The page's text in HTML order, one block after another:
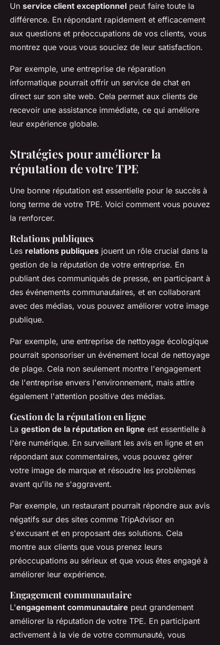
Un service client exceptionnel peut faire toute la
différence. En répondant rapidement et efficacement
aux questions et préoccupations de vos clients, vous
montrez que vous vous souciez de leur satisfaction.
Par exemple, une entreprise de réparation
informatique pourrait offrir un service de chat en
direct sur son site web. Cela permet aux clients de
recevoir une assistance immédiate, ce qui améliore
leur expérience globale.
Stratégies pour améliorer la
réputation de votre TPE
Une bonne réputation est essentielle pour le succès à
long terme de votre TPE. Voici comment vous pouvez
la renforcer.
Relations publiques
Les relations publiques jouent un rôle crucial dans la
gestion de la réputation de votre entreprise. En
publiant des communiqués de presse, en participant à
des événements communautaires, et en collaborant
avec des médias, vous pouvez améliorer votre image
publique.
Par exemple, une entreprise de nettoyage écologique
pourrait sponsoriser un événement local de nettoyage
de plage. Cela non seulement montre l'engagement
de l'entreprise envers l'environnement, mais attire
également l'attention positive des médias.
Gestion de la réputation en ligne
La gestion de la réputation en ligne est essentielle à
l'ère numérique. En surveillant les avis en ligne et en
répondant aux commentaires, vous pouvez gérer
votre image de marque et résoudre les problèmes
avant qu'ils ne s'aggravent.
Par exemple, un restaurant pourrait répondre aux avis
négatifs sur des sites comme TripAdvisor en
s'excusant et en proposant des solutions. Cela
montre aux clients que vous prenez leurs
préoccupations au sérieux et que vous êtes engagé à
améliorer leur expérience.
Engagement communautaire
L'engagement communautaire peut grandement
améliorer la réputation de votre TPE. En participant
activement à la vie de votre communauté, vous